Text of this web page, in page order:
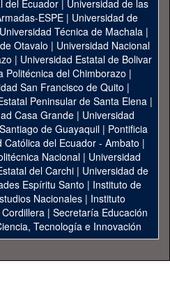
del Ecuador | Universidad de las
ESPE | Universidad de
Universidad Técnica de Machala|
Otavalo | Universidad Nacional
| Universidad Estatal de Bolivar
Politécnica del Chimborazo |
San Francisco de Quito |
Peninsular de Santa Elena|
Casa Grande | Universidad
de Guayaquil| Pontificia
Católica del Ecuador - Ambato |
Nacional| Universidad
del Carchi| Universidad de
Espíritu Santo | Instituto de
Nacionales | Instituto
| Secretaría Educación
Tecnología e Innovación